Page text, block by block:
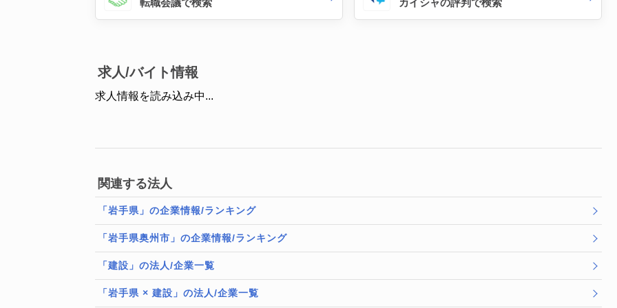
転職会議で検索 カイシャの評判で検索
求人/バイト情報
求人情報を読み込み中...
関連する法人
「岩手県」の企業情報/ランキング
「岩手県奥州市」の企業情報/ランキング
「建設」の法人/企業一覧
「岩手県 × 建設」の法人/企業一覧